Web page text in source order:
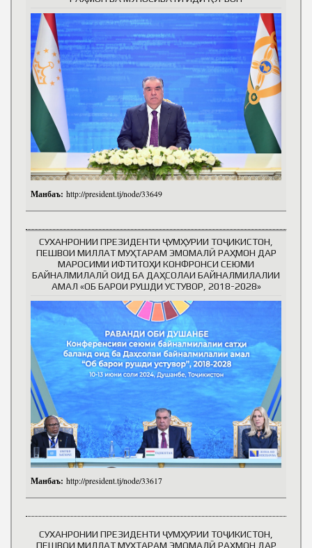
Манбаъ: http://president.tj/node/33649
СУХАНРОНИИ ПРЕЗИДЕНТИ ҶУМҲУРИИ ТОҶИКИСТОН,
ПЕШВОИ МИЛЛАТ МУҲТАРАМ ЭМОМАЛӢ РАҲМОН ДАР
МАРОСИМИ ИФТИТОҲИ КОНФРОНСИ СЕЮМИ
БАЙНАЛМИЛАЛӢ ОИД БА ДАҲСОЛАИ БАЙНАЛМИЛАЛИИ
АМАЛ «ОБ БАРОИ РУШДИ УСТУВОР, 2018-2028»
Манбаъ: http://president.tj/node/33617
СУХАНРОНИИ ПРЕЗИДЕНТИ ҶУМҲУРИИ ТОҶИКИСТОН,
ПЕШВОИ МИЛЛАТ МУҲТАРАМ ЭМОМАЛӢ РАҲМОН ДАР